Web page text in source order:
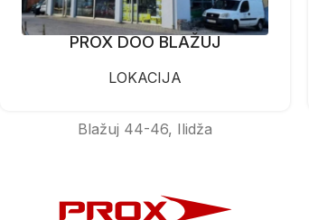
PROX DOO BLAŽUJ
LOKACIJA
Blažuj 44-46, Ilidža